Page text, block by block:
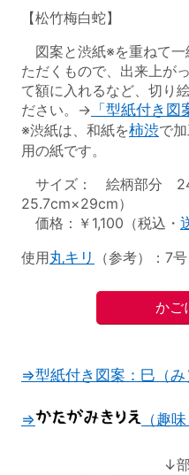
【松竹梅白蛇】
図案と渋紙※を重ねて一
ただくもので、出来上が
て額に入れるなど、切り
ださい。→ 「型紙付き
※渋紙は、和紙を柿渋で
用の紙です。
サイズ： 絵柄部分
25.7cm×29cm）
価格：￥1,100（税込・
使用丸キリ （参考）：7号
⇒型紙付き図案：巳（
⇒ （趣
↓